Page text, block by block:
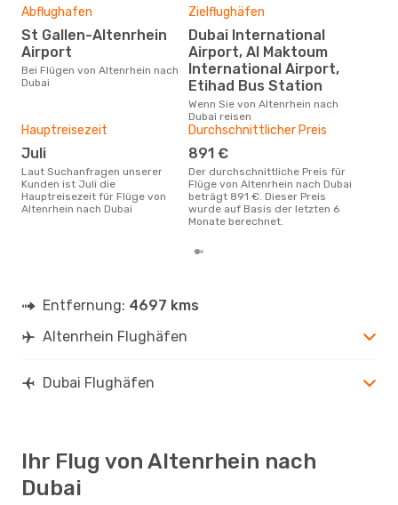
Abflughafen
St Gallen-Altenrhein
Airport
Bei Flügen von Altenrhein nach
Dubai
Zielflughäfen
Dubai International
Airport, Al Maktoum
International Airport,
Etihad Bus Station
Wenn Sie von Altenrhein nach
Dubai reisen
Hauptreisezeit
Juli
Laut Suchanfragen unserer
Kunden ist Juli die
Hauptreisezeit für Flüge von
Altenrhein nach Dubai
Durchschnittlicher Preis
891 €
Der durchschnittliche Preis für
Flüge von Altenrhein nach Dubai
beträgt 891 €. Dieser Preis
wurde auf Basis der letzten 6
Monate berechnet.
Entfernung: 4697 kms
Altenrhein Flughäfen
Dubai Flughäfen
Ihr Flug von Altenrhein nach
Dubai